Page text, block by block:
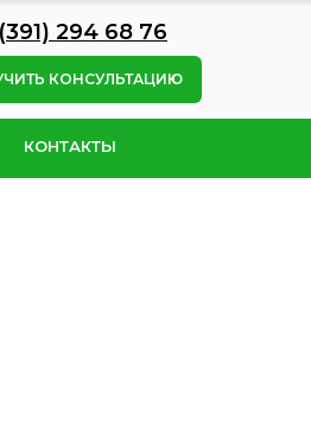
КОНСУЛЬТАЦИЮ
294 68 76
КОНТАКТЫ